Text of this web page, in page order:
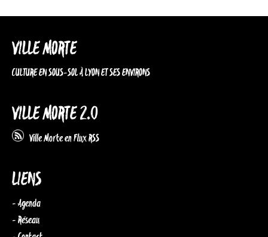
VILLE MORTE
CULTURE EN SOUS-SOL À LYON ET SES ENVIRONS
VILLE MORTE 2.0
Ville Morte en Flux RSS
LIENS
- Agenda
- Réseau